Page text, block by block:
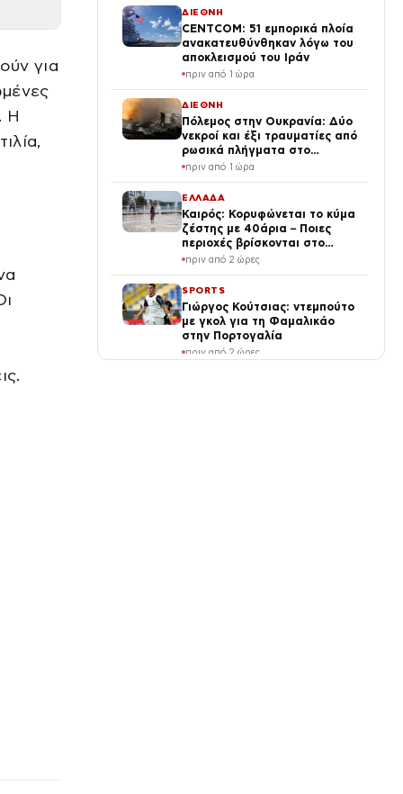
για
Η
ασφάλειας»
ΔΙΕΘΝΗ
CENTCOM: 51 εμπορικά πλοία
ανακατευθύνθηκαν λόγω του
αποκλεισμού του Ιράν
πριν από 1 ώρα
ΔΙΕΘΝΗ
Πόλεμος στην Ουκρανία: Δύο
νεκροί και έξι τραυματίες από
ρωσικά πλήγματα στο
Ντνιπροπετρόφσκ
πριν από 1 ώρα
ΕΛΛΑΔΑ
Καιρός: Κορυφώνεται το κύμα
ζέστης με 40άρια – Ποιες
περιοχές βρίσκονται στο
επίκεντρο και μέχρι πότε θα
πριν από 2 ώρες
SPORTS
Γιώργος Κούτσιας: ντεμπούτο
με γκολ για τη Φαμαλικάο
στην Πορτογαλία
πριν από 2 ώρες